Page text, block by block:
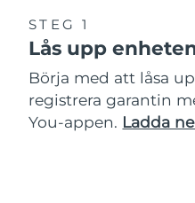
STEG 1
Lås upp
Börja med att låsa
registrera garantin
You-appen. Ladda